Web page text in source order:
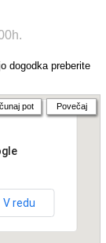
dogodka preberite
V redu
pot Povečaj